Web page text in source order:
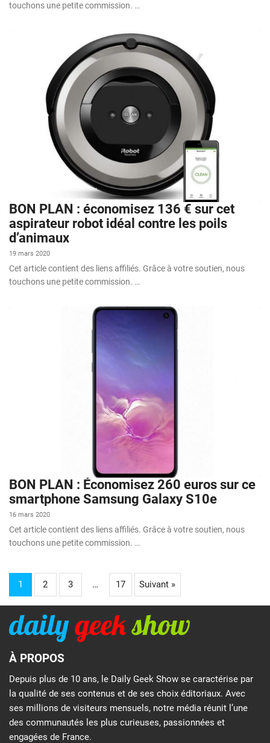
touchons une petite commission. …
BON PLAN : économisez 136 € sur cet
aspirateur robot idéal contre les poils
d’animaux
19 mars 2020
Cet article contient des liens affiliés. Grâce à votre soutien, nous
touchons une petite commission. …
BON PLAN : Économisez 260 euros sur ce
smartphone Samsung Galaxy S10e
16 mars 2020
Cet article contient des liens affiliés. Grâce à votre soutien, nous
touchons une petite commission. …
1 2 3 … 17 Suivant »
À PROPOS
Depuis plus de 10 ans, le Daily Geek Show se caractérise par
la qualité de ses contenus et de ses choix éditoriaux. Avec
ses millions de visiteurs mensuels, notre média réunit l’une
des communautés les plus curieuses, passionnées et
engagées de France.